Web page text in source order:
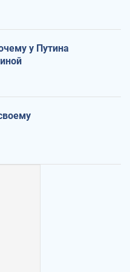
у Путина